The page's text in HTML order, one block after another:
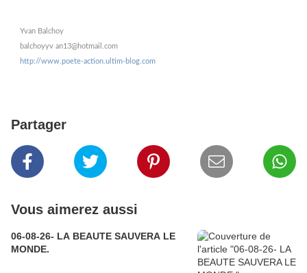
Yvan Balchoy
balchoyyv an13@hotmail.com
http://www.poete-action.ultim-blog.com
Partager
Vous aimerez aussi
06-08-26- LA BEAUTE SAUVERA LE
MONDE.